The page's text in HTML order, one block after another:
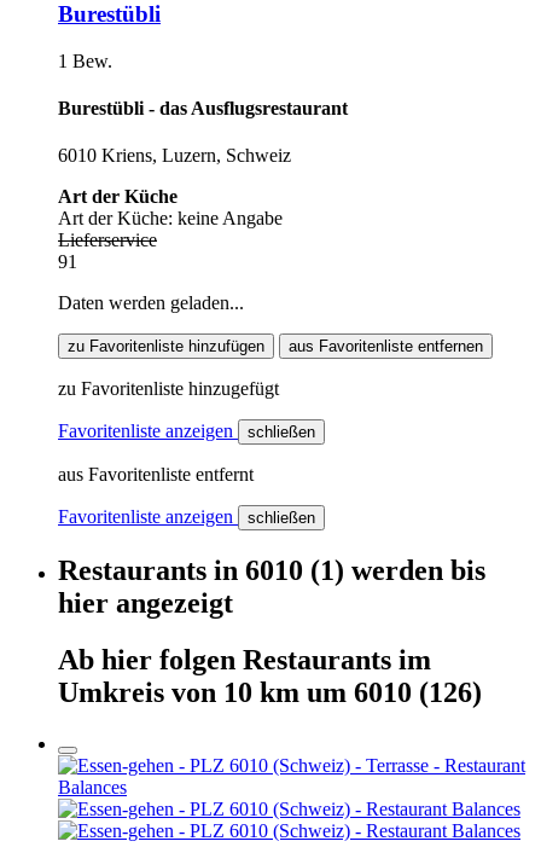
Burestübli
1 Bew.
Burestübli - das Ausflugsrestaurant
6010 Kriens, Luzern, Schweiz
Art der Küche
Art der Küche: keine Angabe
Lieferservice
91
Daten werden geladen...
zu Favoritenliste hinzufügen aus Favoritenliste entfernen
zu Favoritenliste hinzugefügt
Favoritenliste anzeigen schließen
aus Favoritenliste entfernt
Favoritenliste anzeigen schließen
Restaurants in 6010 (1) werden bis
hier angezeigt
Ab hier folgen Restaurants im
Umkreis von 10 km um 6010 (126)